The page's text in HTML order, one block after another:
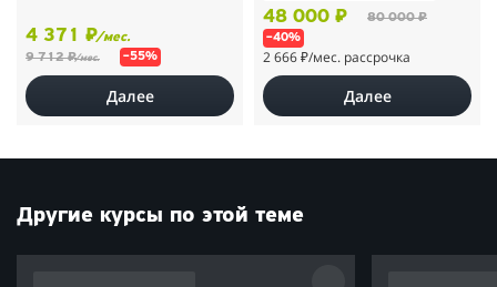
4 371 ₽/мес.
9 712 ₽/мес. –55%
Далее
48 000 ₽ 80 000 ₽
–40%
2 666 ₽/мес. рассрочка
Далее
Другие курсы по этой теме